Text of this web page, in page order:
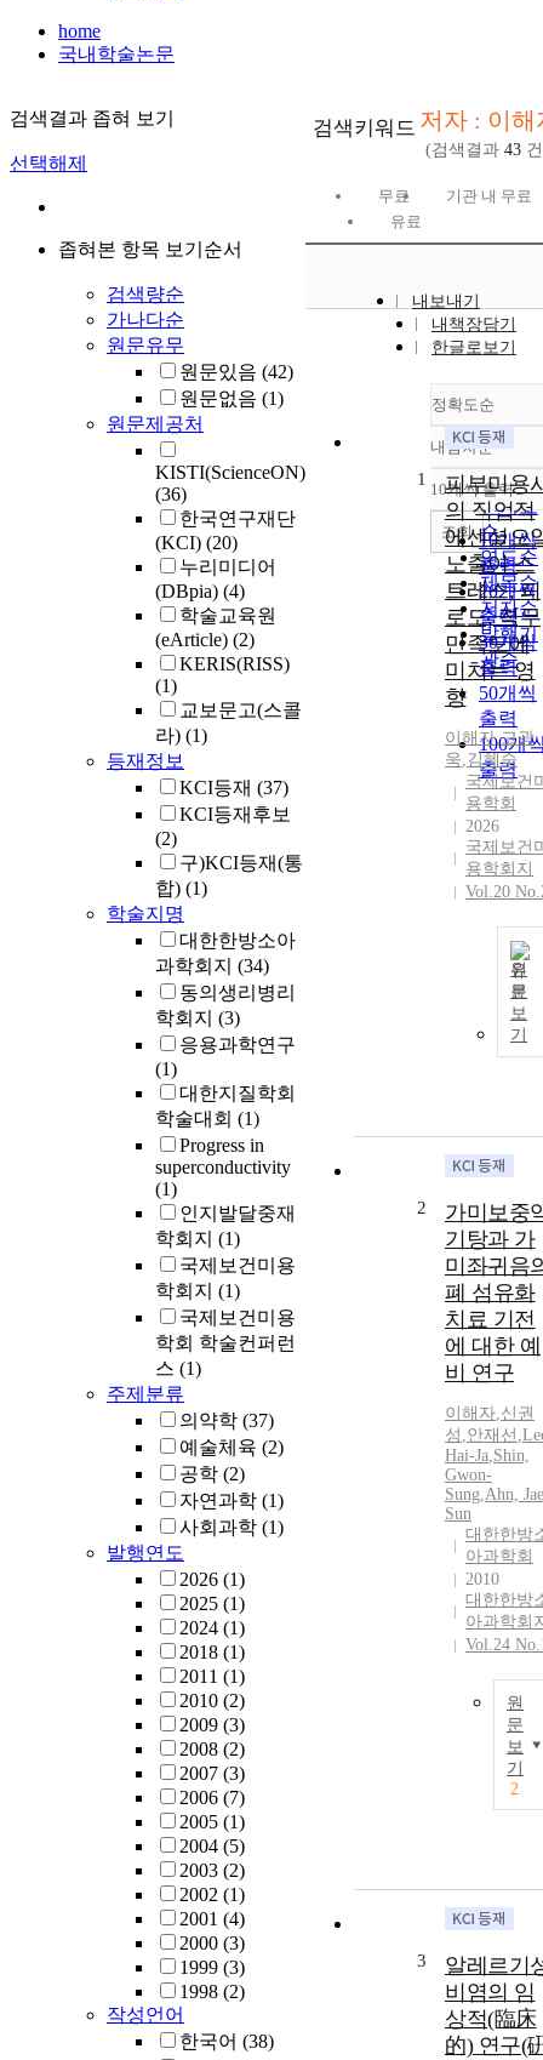
home
국내학술논문
검색결과 좁혀 보기
선택해제
좁혀본 항목 보기순서
검색량순
가나다순
원문유무
원문있음 (42)
원문없음 (1)
원문제공처
KISTI(ScienceON)
(36)
한국연구재단
(KCI) (20)
누리미디어
(DBpia) (4)
학술교육원
(eArticle) (2)
KERIS(RISS)
(1)
교보문고(스콜
라) (1)
등재정보
KCI등재 (37)
KCI등재후보
(2)
구)KCI등재(통
합) (1)
학술지명
대한한방소아
과학회지 (34)
동의생리병리
학회지 (3)
응용과학연구
(1)
대한지질학회
학술대회 (1)
Progress in
superconductivity
(1)
인지발달중재
학회지 (1)
국제보건미용
학회지 (1)
국제보건미용
학회 학술컨퍼런
스 (1)
주제분류
의약학 (37)
예술체육 (2)
공학 (2)
자연과학 (1)
사회과학 (1)
발행연도
2026 (1)
2025 (1)
2024 (1)
2018 (1)
2011 (1)
2010 (2)
2009 (3)
2008 (2)
2007 (3)
2006 (7)
2005 (1)
2004 (5)
2003 (2)
2002 (1)
2001 (4)
2000 (3)
1999 (3)
1998 (2)
작성언어
한국어 (38)
검색키워드 저자 : 이해
(검색결과 43
무료
기관 내 무료
유료
내보내기
내책장담기
한글로보기
정확도순
정확도
순
인기도
순
연도순
제목순
저자순
발행기
관순
내림차순
내림차
10개씩 출력
10개씩
출력
20개씩
출력
30개씩
출력
50개씩
출력
100개
출력
조회
1
피부미용
의 직업적
에센셜오
노출이 스
트레스, 피
로도, 직무
만족도에
미치는 영
향
이해자,고광
욱,김혜숙
국제보건
용학회
2026
국제보건
용학회지
Vol.20
원
문
보
기
2
가미보중
기탕과 가
미좌귀음
폐 섬유화
치료 기전
에 대한 예
비 연구
이해자,신권
성 ,안재선 ,
Hai-Ja,Shin,
Gwon-
Sung,Ahn,
Sun
대한한방
아과학회
2010
대한한방
아과학회
Vol.24
원
문
보
기
2
3
알레르기
비염의 임
상적(臨床
的) 연구(